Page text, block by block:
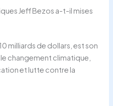
Jeff Bezos a-t-il mises
milliards de dollars, est son
changement climatique,
et lutte contre la